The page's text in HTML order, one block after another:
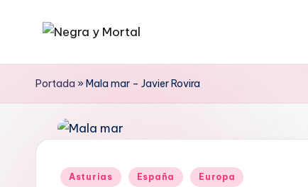
contenido
N
e
r
literaria
la
Negra
Portada »Mala mar – Javier Rovira
Publicado
Asturias España Europa